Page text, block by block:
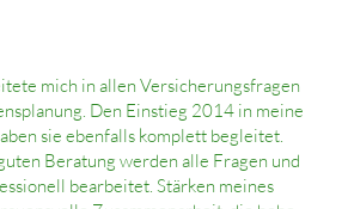
mich in allen Versicherungsfragen
Den Einstieg 2014 in meine
sie ebenfalls komplett begleitet.
Beratung werden alle Fragen und
bearbeitet. Stärken meines